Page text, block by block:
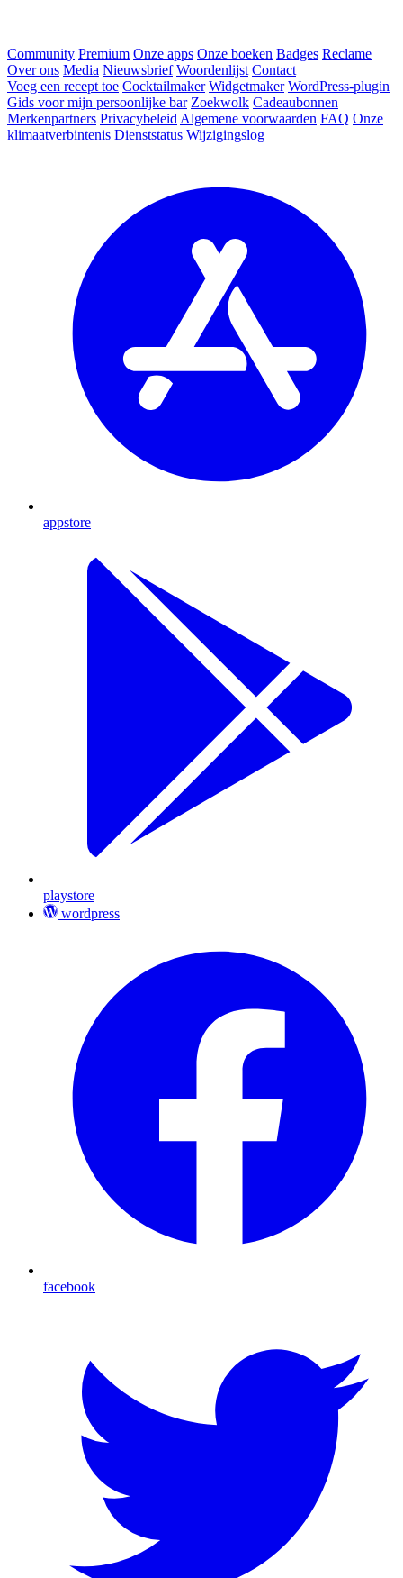
Community Premium Onze apps Onze boeken Badges Reclame
Over ons Media Nieuwsbrief Woordenlijst Contact
Voeg een recept toe Cocktailmaker Widgetmaker WordPress-plugin
Gids voor mijn persoonlijke bar Zoekwolk Cadeaubonnen
Merkenpartners Privacybeleid Algemene voorwaarden FAQ Onze
klimaatverbintenis Dienststatus Wijzigingslog
appstore
playstore
wordpress
facebook